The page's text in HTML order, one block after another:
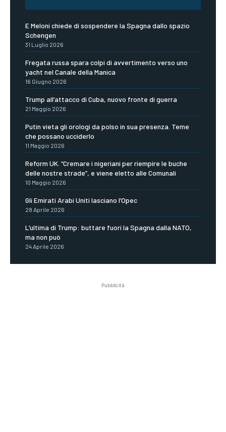
E Meloni chiede di sospendere la Spagna dallo spazio
Schengen
31 Luglio 2026
Fregata russa spara colpi di avvertimento verso uno
yacht nel Canale della Manica
16 Giugno 2026
Trump all’attacco di Cuba, nuovo fronte di guerra
21 Maggio 2026
Putin vieta gli orologi da polso in sua presenza. Teme
che possano ucciderlo
11 Maggio 2026
Reform UK. “Cremare i nigeriani per riempire le buche
delle nostre strade”, e viene eletto alle Comunali
10 Maggio 2026
Gli Emirati Arabi Uniti lasciano l’Opec
28 Aprile 2026
L’ultima di Trump: buttare fuori la Spagna dalla NATO,
ma non può
24 Aprile 2026
Pubblicità